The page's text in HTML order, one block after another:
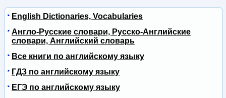
English Dictionaries, Vocabularies
Англо-Русские словари, Русско-Английские
словари, Английский словарь
Все книги по английскому языку
ГДЗ по английскому языку
ЕГЭ по английскому языку